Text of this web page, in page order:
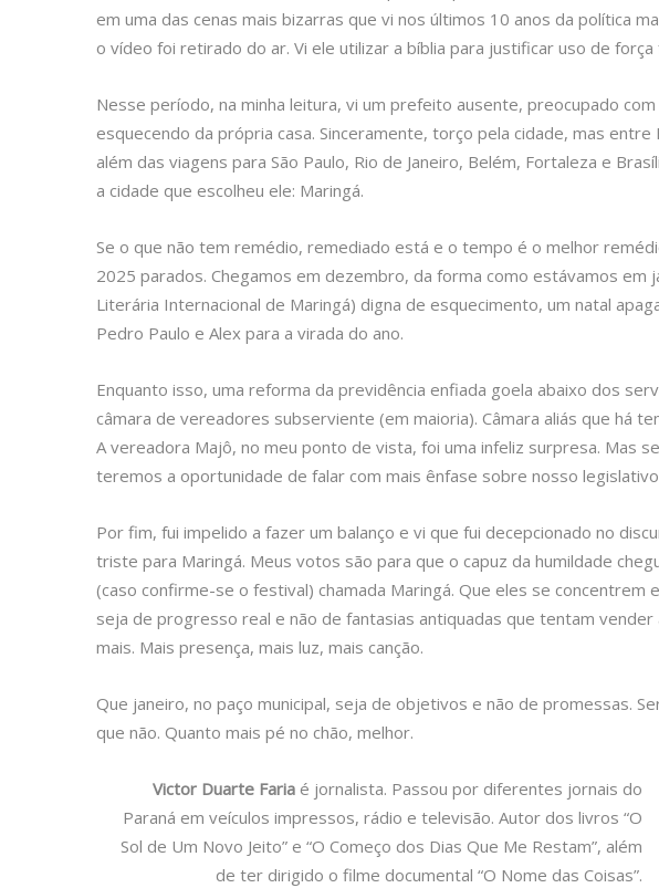
em uma das cenas mais bizarras que vi nos últimos 10 anos da política
o vídeo foi retirado do ar. Vi ele utilizar a bíblia para justificar uso de força
Nesse período, na minha leitura, vi um prefeito ausente, preocupado
esquecendo da própria casa. Sinceramente, torço pela cidade, mas
além das viagens para São Paulo, Rio de Janeiro, Belém, Fortaleza e
a cidade que escolheu ele: Maringá.
Se o que não tem remédio, remediado está e o tempo é o melhor
2025 parados. Chegamos em dezembro, da forma como estávamos em
Literária Internacional de Maringá) digna de esquecimento, um natal
Pedro Paulo e Alex para a virada do ano.
Enquanto isso, uma reforma da previdência enfiada goela abaixo dos
câmara de vereadores subserviente (em maioria). Câmara aliás que há
A vereadora Majô, no meu ponto de vista, foi uma infeliz surpresa. Mas
teremos a oportunidade de falar com mais ênfase sobre nosso
Por fim, fui impelido a fazer um balanço e vi que fui decepcionado no
triste para Maringá. Meus votos são para que o capuz da humildade
(caso confirme-se o festival) chamada Maringá. Que eles se concentrem
seja de progresso real e não de fantasias antiquadas que tentam
mais. Mais presença, mais luz, mais canção.
Que janeiro, no paço municipal, seja de objetivos e não de promessas.
que não. Quanto mais pé no chão, melhor.
Victor Duarte Fariaé jornalista. Passou por diferentes jornais do
Paraná em veículos impressos, rádio e televisão. Autor dos livros “O
Sol de Um Novo Jeito” e “O Começo dos Dias Que Me Restam”, além
de ter dirigido o filme documental “O Nome das Coisas”.